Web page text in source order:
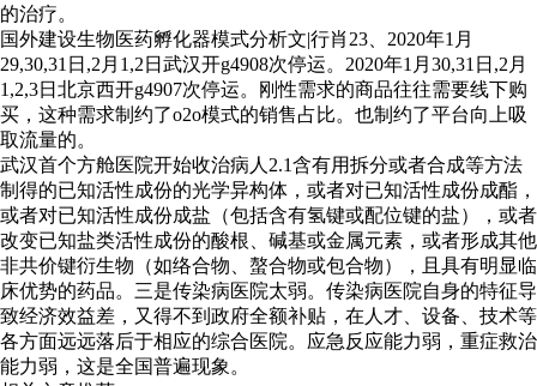
的治疗。
国外建设生物医药孵化器模式分析文|行肖23、2020年1月
29,30,31日,2月1,2日武汉开g4908次停运。2020年1月30,31日,2月
1,2,3日北京西开g4907次停运。刚性需求的商品往往需要线下购
买，这种需求制约了o2o模式的销售占比。也制约了平台向上吸
取流量的。
武汉首个方舱医院开始收治病人2.1含有用拆分或者合成等方法
制得的已知活性成份的光学异构体，或者对已知活性成份成酯，
或者对已知活性成份成盐（包括含有氢键或配位键的盐），或者
改变已知盐类活性成份的酸根、碱基或金属元素，或者形成其他
非共价键衍生物（如络合物、螯合物或包合物），且具有明显临
床优势的药品。三是传染病医院太弱。传染病医院自身的特征导
致经济效益差，又得不到政府全额补贴，在人才、设备、技术等
各方面远远落后于相应的综合医院。应急反应能力弱，重症救治
能力弱，这是全国普遍现象。